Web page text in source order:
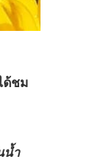
ด้ชม
น้ำ